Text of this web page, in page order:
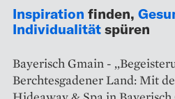
Inspiration finden,
Individualität spüren
Bayerisch Gmain -
Berchtesgadener Land: Mit